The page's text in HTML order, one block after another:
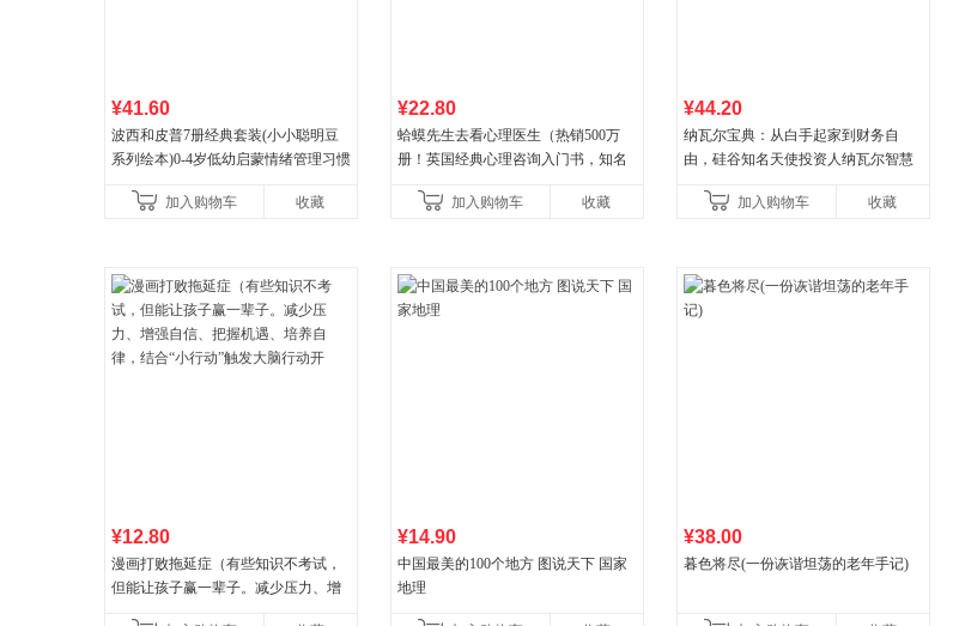
¥41.60
波西和皮普7册经典套装(小小聪明豆
系列绘本)0-4岁低幼启蒙情绪管理习惯
养好品质，发现快
加入购物车 收藏
¥22.80
蛤蟆先生去看心理医生（热销500万
册！英国经典心理咨询入门书，知名
加入购物车
收藏
¥44.20
纳瓦尔宝典：从白手起家到财务自
由，硅谷知名天使投资人纳瓦尔智慧
加入购物车
收藏
¥12.80
漫画打败拖延症（有些知识不考试，
但能让孩子赢一辈子。减少压力、增
¥14.90
中国最美的100个地方 图说天下 国家
地理
¥38.00
暮色将尽(一份诙谐坦荡的老年手记)